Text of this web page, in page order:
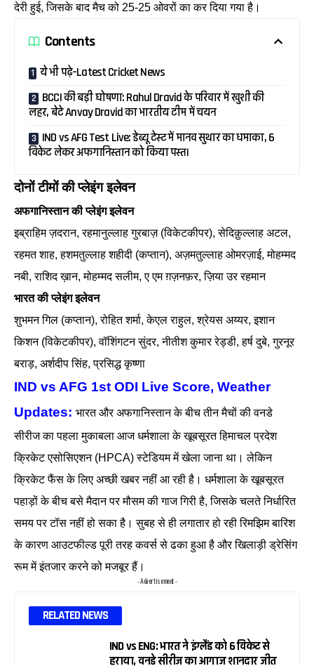
देरी हुई, जिसके बाद मैच को 25-25 ओवरों का कर दिया गया है।
Contents
ये भी पढ़े–Latest Cricket News
BCCI की बड़ी घोषणा: Rahul Dravid के परिवार में खुशी की
लहर, बेटे Anvay Dravid का भारतीय टीम में चयन
IND vs AFG Test Live: डेब्यू टेस्ट में मानव सुथार का धमाका, 6
विकेट लेकर अफगानिस्तान को किया पस्त।
दोनों टीमों की प्लेइंग इलेवन
अफगानिस्तान की प्लेइंग इलेवन
इब्राहिम ज़दरान, रहमानुल्लाह गुरबाज़ (विकेटकीपर), सेदिक़ुल्लाह अटल,
रहमत शाह, हशमतुल्लाह शहीदी (कप्तान), अज़मतुल्लाह ओमरज़ाई, मोहम्मद
नबी, राशिद ख़ान, मोहम्मद सलीम, ए एम ग़ज़नफ़र, ज़िया उर रहमान
भारत की प्लेइंग इलेवन
शुभमन गिल (कप्तान), रोहित शर्मा, केएल राहुल, श्रेयस अय्यर, इशान
किशन (विकेटकीपर), वॉशिंगटन सुंदर, नीतीश कुमार रेड्डी, हर्ष दुबे, गुरनूर
बराड़, अर्शदीप सिंह, प्रसिद्ध कृष्णा
IND vs AFG 1st ODI Live Score, Weather
Updates: भारत और अफगानिस्तान के बीच तीन मैचों की वनडे
सीरीज का पहला मुकाबला आज धर्मशाला के खूबसूरत हिमाचल प्रदेश
क्रिकेट एसोसिएशन (HPCA) स्टेडियम में खेला जाना था। लेकिन
क्रिकेट फैंस के लिए अच्छी खबर नहीं आ रही है। धर्मशाला के खूबसूरत
पहाड़ों के बीच बसे मैदान पर मौसम की गाज गिरी है, जिसके चलते निर्धारित
समय पर टॉस नहीं हो सका है। सुबह से ही लगातार हो रही रिमझिम बारिश
के कारण आउटफील्ड पूरी तरह कवर्स से ढका हुआ है और खिलाड़ी ड्रेसिंग
रूम में इंतजार करने को मजबूर हैं।
- Advertisement -
RELATED NEWS
IND vs ENG: भारत ने इंग्लैंड को 6 विकेट से
हराया, वनडे सीरीज का आगाज शानदार जीत